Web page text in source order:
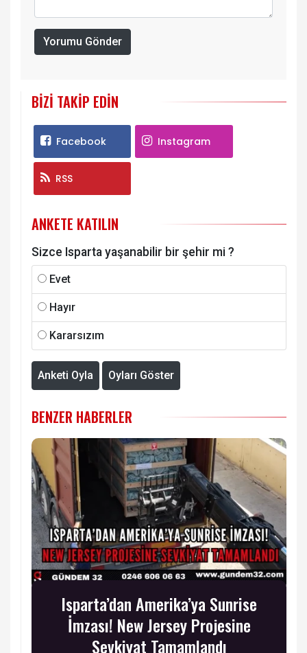
Yorumu Gönder
BIZI TAKIP EDIN
Facebook Instagram
RSS
ANKETE KATILIN
Sizce Isparta yaşanabilir bir şehir mi ?
Evet
Hayır
Kararsızım
Anketi Oyla Oyları Göster
BENZER HABERLER
Isparta’dan Amerika’ya Sunrise
İmzası! New Jersey Projesine
Sevkiyat Tamamlandı